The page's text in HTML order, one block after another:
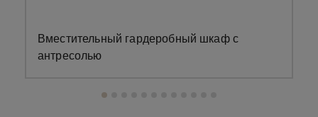
Вместительный гардеробный шкаф с
антресолью